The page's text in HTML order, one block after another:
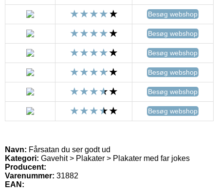
Besøg webshop
Besøg webshop
Besøg webshop
Besøg webshop
Besøg webshop
Besøg webshop
Navn: Fårsatan du ser godt ud
Kategori: Gavehit > Plakater > Plakater med far jokes
Producent:
Varenummer: 31882
EAN: